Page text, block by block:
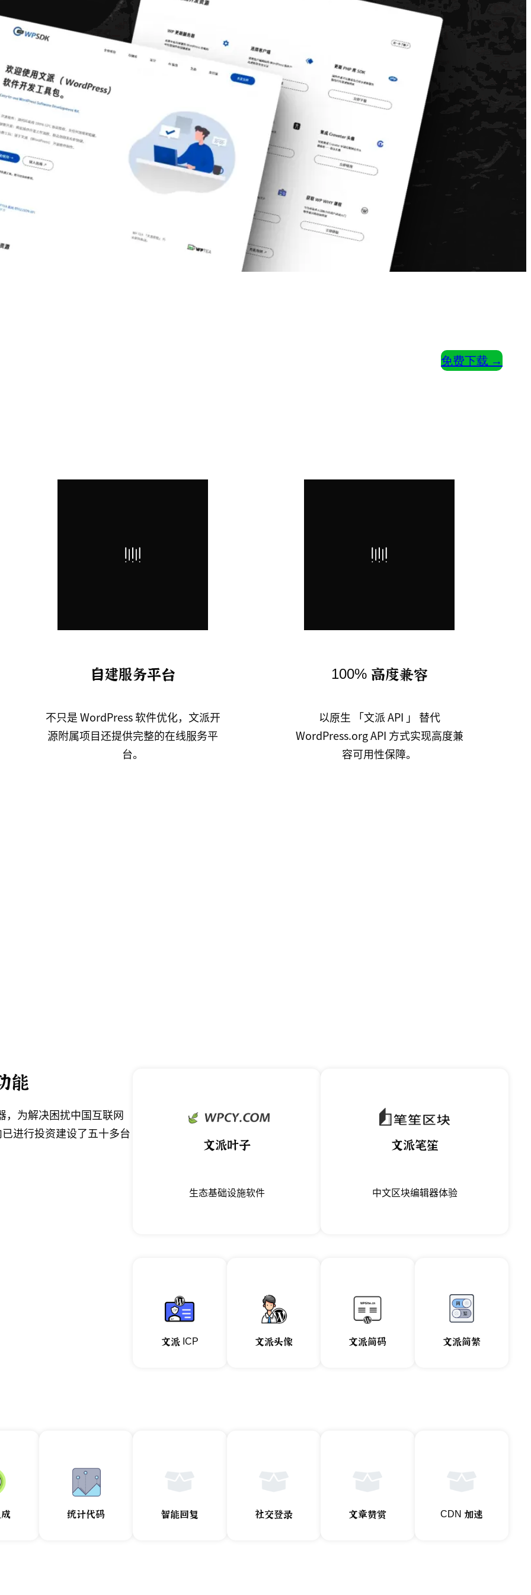
免费下载 →
自建服务平台
不只是 WordPress 软件优化，文派开
源附属项目还提供完整的在线服务平
台。
100% 高度兼容
以原生 「文派 API 」 替代
WordPress.org API 方式实现高度兼
容可用性保障。
能
，为解决困扰中国互联网
进行投资建设了五十多台
文派叶子
生态基础设施软件
文派笔笙
中文区块编辑器体验
文派 ICP 文派头像 文派简码 文派简繁
统计代码 智能回复 社交登录 文章赞赏 CDN 加速